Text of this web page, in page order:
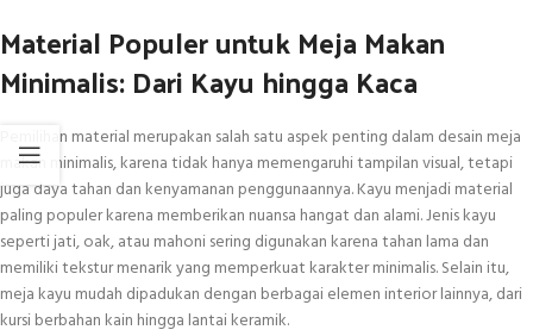
Material Populer untuk Meja Makan
Minimalis: Dari Kayu hingga Kaca
Pemilihan material merupakan salah satu aspek penting dalam desain meja
makan minimalis, karena tidak hanya memengaruhi tampilan visual, tetapi
juga daya tahan dan kenyamanan penggunaannya. Kayu menjadi material
paling populer karena memberikan nuansa hangat dan alami. Jenis kayu
seperti jati, oak, atau mahoni sering digunakan karena tahan lama dan
memiliki tekstur menarik yang memperkuat karakter minimalis. Selain itu,
meja kayu mudah dipadukan dengan berbagai elemen interior lainnya, dari
kursi berbahan kain hingga lantai keramik.